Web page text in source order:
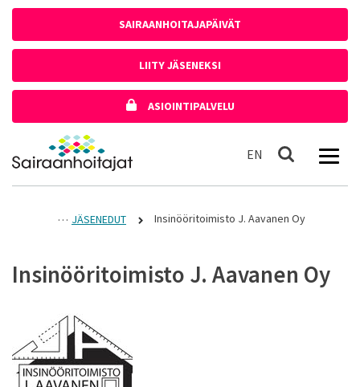
SAIRAANHOITAJAPÄIVÄT
LIITY JÄSENEKSI
ASIOINTIPALVELU
Etusivulle
EN In English
Haku
JÄSENEDUT Insinööritoimisto J. Aavanen Oy
Insinööritoimisto J. Aavanen Oy